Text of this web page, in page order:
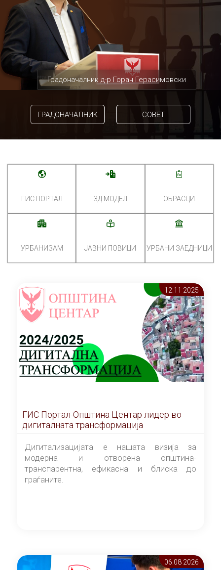
Градоначалник д-р Горан Герасимовски
ГРАДОНАЧАЛНИК СОВЕТ
ГИС ПОРТАЛ 3Д МОДЕЛ ОБРАСЦИ
УРБАНИЗАМ ЈАВНИ ПОВИЦИ УРБАНИ ЗАЕДНИЦИ
12.11 2025
ГИС Портал-Општина Центар лидер во
дигиталната трансформација
Дигитализацијата е нашата визија за
модерна и отворена општина-
транспарентна, ефикасна и блиска до
граѓаните.
06.08 2026